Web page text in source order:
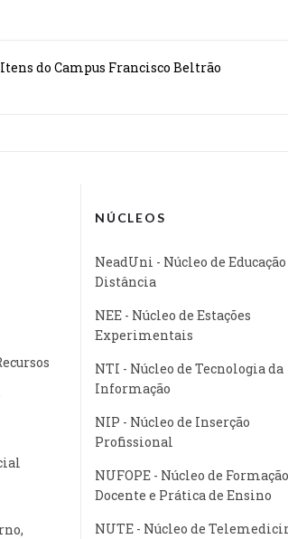
do Campus Francisco Beltrão
NÚCLEOS
NeadUni - Núcleo de Educação
Distância
NEE - Núcleo de Estações
Experimentais
NTI - Núcleo de Tecnologia da
Informação
NIP - Núcleo de Inserção
Profissional
NUFOPE - Núcleo de Formação
Docente e Prática de Ensino
NUTE - Núcleo de